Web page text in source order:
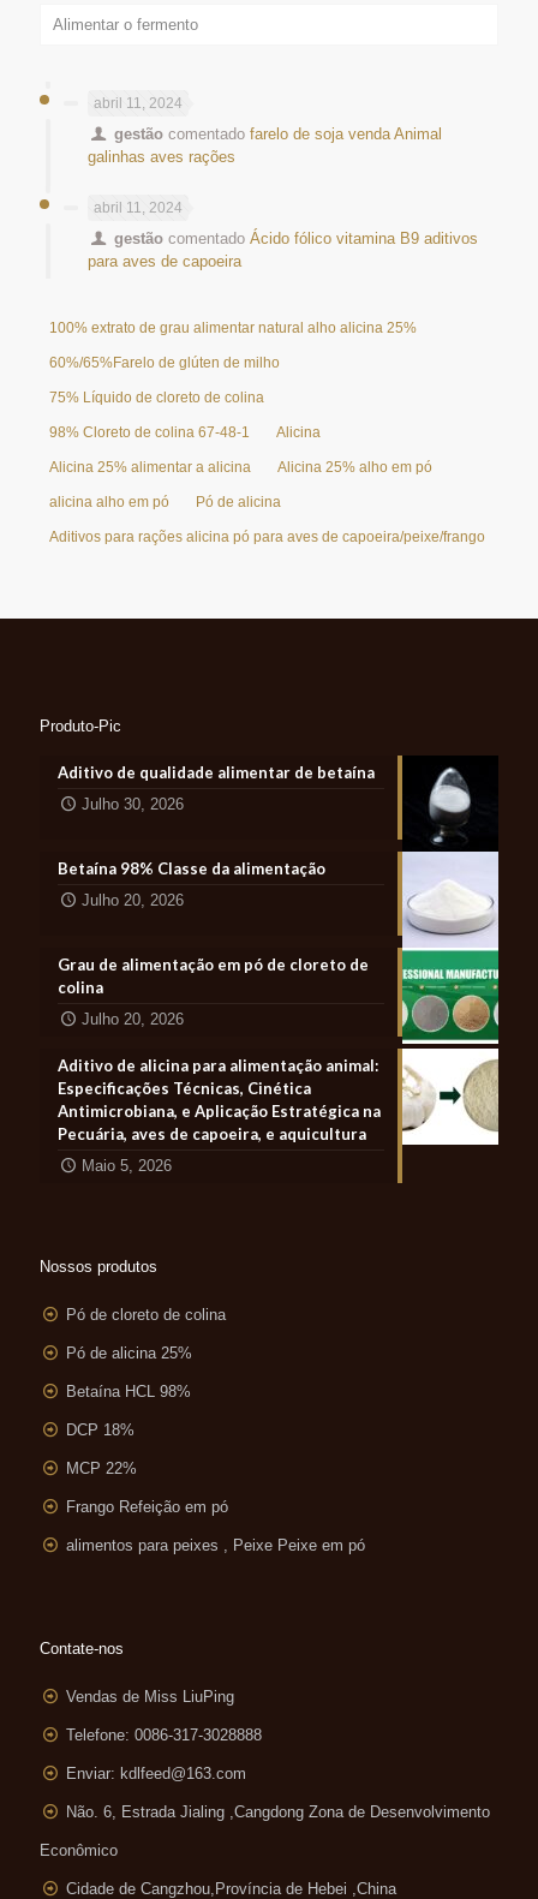
Alimentar o fermento
abril 11, 2024
gestão comentadofarelo de soja venda Animal
galinhas aves rações
abril 11, 2024
gestão comentadoÁcido fólico vitamina B9 aditivos
para aves de capoeira
100% extrato de grau alimentar natural alho alicina 25%
60%/65%Farelo de glúten de milho
75% Líquido de cloreto de colina
98% Cloreto de colina 67-48-1 Alicina
Alicina 25% alimentar a alicina Alicina 25% alho em pó
alicina alho em pó Pó de alicina
Aditivos para rações alicina pó para aves de capoeira/peixe/frango
Produto-Pic
Aditivo de qualidade alimentar de betaína
Julho 30, 2026
Betaína 98% Classe da alimentação
Julho 20, 2026
Grau de alimentação em pó de cloreto de
colina
Julho 20, 2026
Aditivo de alicina para alimentação animal:
Especificações Técnicas, Cinética
Antimicrobiana, e Aplicação Estratégica na
Pecuária, aves de capoeira, e aquicultura
Maio 5, 2026
Nossos produtos
Pó de cloreto de colina
Pó de alicina 25%
Betaína HCL 98%
DCP 18%
MCP 22%
Frango Refeição em pó
alimentos para peixes , Peixe Peixe em pó
Contate-nos
Vendas de Miss LiuPing
Telefone: 0086-317-3028888
Enviar: kdlfeed@163.com
Não. 6, Estrada Jialing ,Cangdong Zona de Desenvolvimento
Econômico
Cidade de Cangzhou,Província de Hebei ,China